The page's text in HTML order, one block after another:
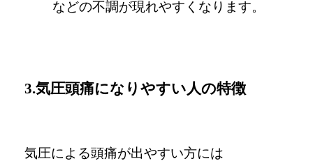
などの不調が現れやすくなります。
3.気圧頭痛になりやすい人の特徴
気圧による頭痛が出やすい方には